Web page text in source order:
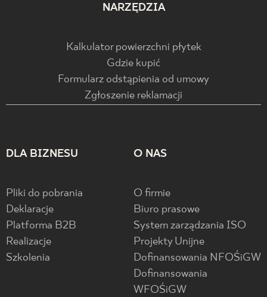
NARZĘDZIA
Kalkulator powierzchni płytek
Gdzie kupić
Formularz odstąpienia od umowy
Zgłoszenie reklamacji
DLA BIZNESU
Pliki do pobrania
Deklaracje
Platforma B2B
Realizacje
Szkolenia
O NAS
O firmie
Biuro prasowe
System zarządzania ISO
Projekty Unijne
Dofinansowania NFOŚiGW
Dofinansowania
WFOŚiGW